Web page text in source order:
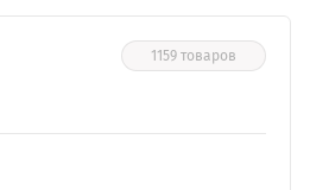
1159 товаров